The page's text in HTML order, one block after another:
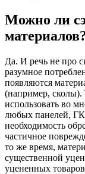
Можно ли
Да. И речь не про
разумное
появляются
(например,
использовать во
любых панелей,
необходимость
частичное
то же время,
существенной
уцененных